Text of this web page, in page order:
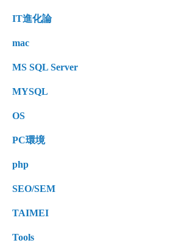
IT進化論
mac
MS SQL Server
MYSQL
OS
PC環境
php
SEO/SEM
TAIMEI
Tools